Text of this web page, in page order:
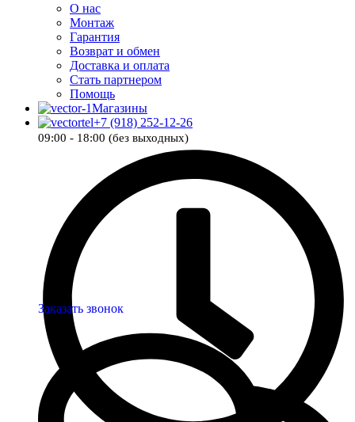
О нас
Монтаж
Гарантия
Возврат и обмен
Доставка и оплата
Стать партнером
Помощь
Магазины
+7 (918) 252-12-26
09:00 - 18:00 (без выходных)
Заказать звонок